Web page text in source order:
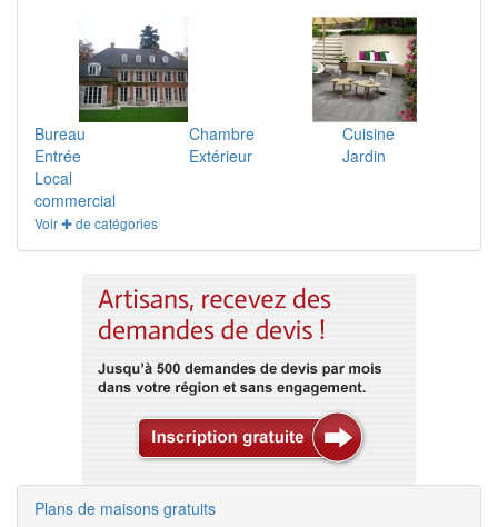
Bureau Chambre
Cuisine
Entrée
Extérieur
Jardin
Local
commercial
Voir ✚ de catégories
Plans de maisons gratuits